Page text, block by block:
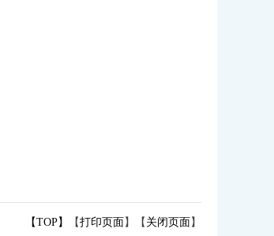
【TOP】 【打印页面 】【 关闭页面 】